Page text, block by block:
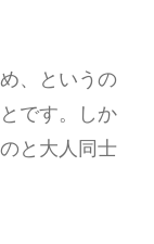
、というの
です。しか
と大人同士